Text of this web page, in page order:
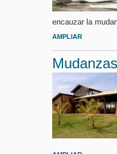
encauzar la
AMPLIAR